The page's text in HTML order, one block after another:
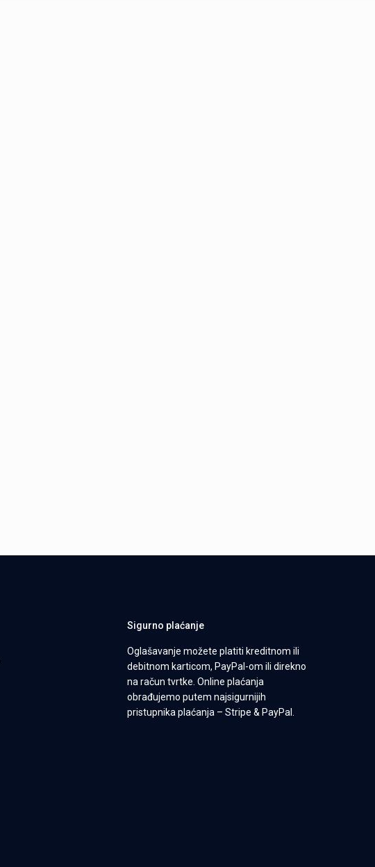
Sigurno plaćanje
Oglašavanje možete platiti kreditnom ili
debitnom karticom, PayPal-om ili direkno
na račun tvrtke. Online plaćanja
obrađujemo putem najsigurnijih
pristupnika plaćanja – Stripe & PayPal.